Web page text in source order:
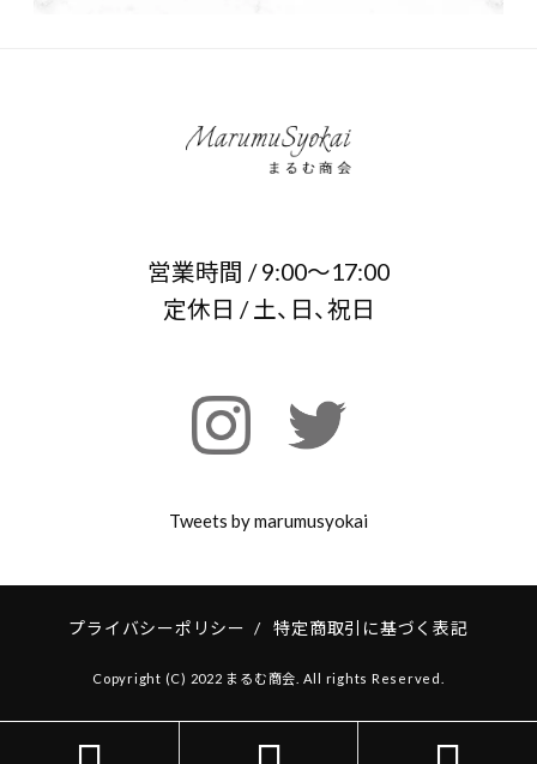
営業時間 / 9:00～17:00
定休日 / 土、日、祝日
Tweets by marumusyokai
プライバシーポリシー / 特定商取引に基づく表記
Copyright (C) 2022 まるむ商会. All rights Reserved.